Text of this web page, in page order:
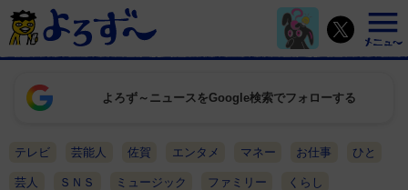
よろず～ニュースをGoogle検索でフォローする
テレビ 芸能人 佐賀 エンタメ マネー お仕事 ひと
芸人 ＳＮＳ ミュージック ファミリー くらし